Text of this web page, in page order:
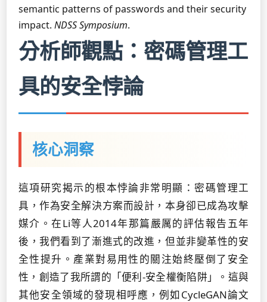
semantic patterns of passwords and their security
impact. NDSS Symposium.
分析師觀點：密碼管理工
具的安全悖論
核心洞察
這項研究揭示的根本悖論非常明顯：密碼管理工
具，作為安全解決方案而設計，本身卻已成為攻擊
媒介。在Li等人2014年那篇嚴厲的評估報告五年
後，我們看到了漸進式的改進，但並非變革性的安
全性提升。產業對易用性的關注始終壓倒了安全
性，創造了我所謂的「便利-安全權衡陷阱」。這與
其他安全領域的發現相呼應，例如CycleGAN論文